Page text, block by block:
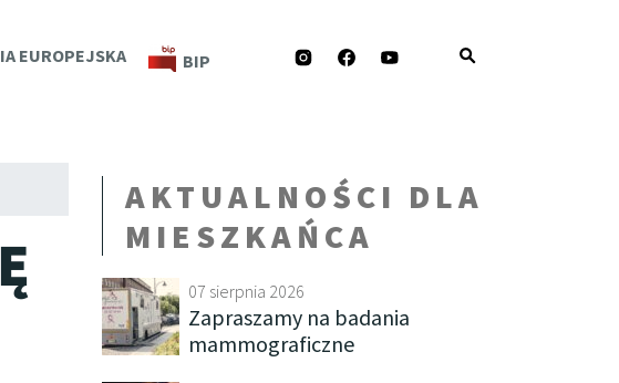
EUROPEJSKA BIP YOUTUBE
FACEBOOK
INSTAGRAM
AKTUALNOŚCI DLA
MIESZKAŃCA
07 sierpnia 2026
Zapraszamy na badania
mammograficzne